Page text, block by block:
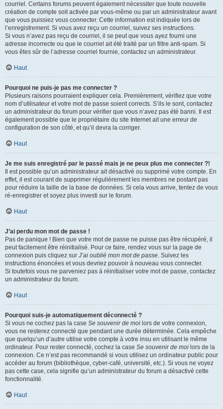
courriel. Certains forums peuvent également nécessiter que toute nouvelle
création de compte soit activée par vous-même ou par un administrateur avant
que vous puissiez vous connecter. Cette information est indiquée lors de
l’enregistrement. Si vous avez reçu un courriel, suivez ses instructions.
Si vous n’avez pas reçu de courriel, il se peut que vous ayez fourni une
adresse incorrecte ou que le courriel ait été traité par un filtre anti-spam. Si
vous êtes sûr de l’adresse courriel fournie, contactez un administrateur.
Haut
Pourquoi ne puis-je pas me connecter ?
Plusieurs raisons pourraient expliquer cela. Premièrement, vérifiez que votre
nom d’utilisateur et votre mot de passe soient corrects. S’ils le sont, contactez
un administrateur du forum pour vérifier que vous n’avez pas été banni. Il est
également possible que le propriétaire du site Internet ait une erreur de
configuration de son côté, et qu’il devra la corriger.
Haut
Je me suis enregistré par le passé mais je ne peux plus me connecter ?!
Il est possible qu’un administrateur ait désactivé ou supprimé votre compte. En
effet, il est courant de supprimer régulièrement les membres ne postant pas
pour réduire la taille de la base de données. Si cela vous arrive, tentez de vous
ré-enregistrer et soyez plus investi sur le forum.
Haut
J’ai perdu mon mot de passe !
Pas de panique ! Bien que votre mot de passe ne puisse pas être récupéré, il
peut facilement être réinitialisé. Pour ce faire, rendez vous sur la page de
connexion puis cliquez sur J’ai oublié mon mot de passe. Suivez les
instructions énoncées et vous devriez pouvoir à nouveau vous connecter.
Si toutefois vous ne parveniez pas à réinitialiser votre mot de passe, contactez
un administrateur du forum.
Haut
Pourquoi suis-je automatiquement déconnecté ?
Si vous ne cochez pas la case Se souvenir de moi lors de votre connexion,
vous ne resterez connecté que pendant une durée déterminée. Cela empêche
que quelqu’un d’autre utilise votre compte à votre insu en utilisant le même
ordinateur. Pour rester connecté, cochez la case Se souvenir de moi lors de la
connexion. Ce n’est pas recommandé si vous utilisez un ordinateur public pour
accéder au forum (bibliothèque, cyber-café, université, etc.). Si vous ne voyez
pas cette case, cela signifie qu’un administrateur du forum a désactivé cette
fonctionnalité.
Haut